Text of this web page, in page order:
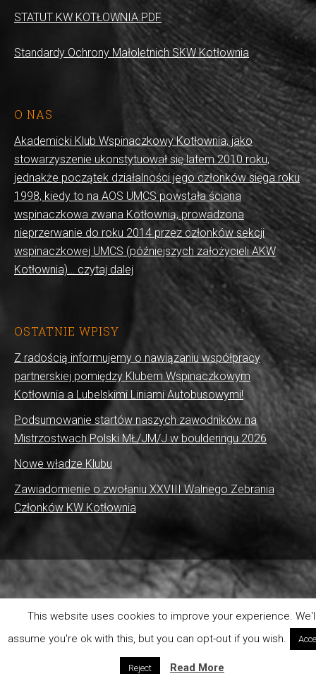
STATUT KW KOTŁOWNIA.PDF
Standardy Ochrony Małoletnich SKW Kotłownia
O NAS
Akademicki Klub Wspinaczkowy Kotłownia, jako
stowarzyszenie ukonstytuował się latem 2010 roku,
jednakże początek działalności jego członków sięga roku
1998, kiedy to na AOS UMCS powstała ściana
wspinaczkowa zwana Kotłownią, prowadzona
nieprzerwanie do roku 2014 przez członków sekcji
wspinaczkowej UMCS (późniejszych założycieli AKW
Kotłownia)… czytaj dalej
OSTATNIE WPISY
Z radością informujemy o nawiązaniu współpracy
partnerskiej pomiędzy Klubem Wspinaczkowym
Kotłownia a Lubelskimi Liniami Autobusowymi!
Podsumowanie startów naszych zawodników na
Mistrzostwach Polski MŁ/JM/J w boulderingu 2026
Nowe władze Klubu
Zawiadomienie o zwołaniu XXVIII Walnego Zebrania
Członków KW Kotłownia
This website uses cookies to improve your experience.
assume you're ok with this, but you can opt-out if you wish.
Reject Read More